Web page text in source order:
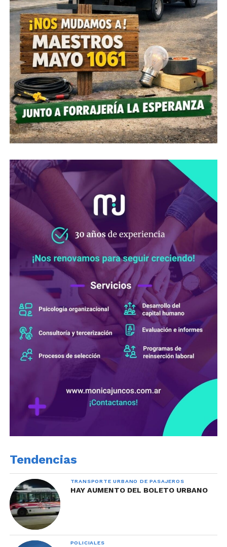
Tendencias
TRANSPORTE URBANO DE PASAJEROS
HAY AUMENTO DEL BOLETO URBANO
POLICIALES